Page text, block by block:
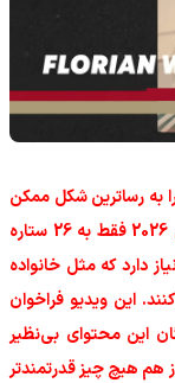
به رساترین شکل ممکن
مخابره کرد. مانشافت برای موفقیت در جام جهانی 2026 فقط به 26 ستاره
دارد که مثل خانواده
این ویدیو فراخوان
این محتوای بی‌نظیر
هم هیچ چیز قدرتمندتر